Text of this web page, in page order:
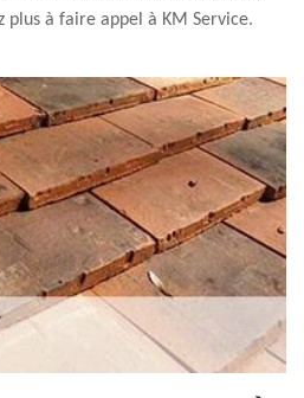
plus à faire appel à KM Service.